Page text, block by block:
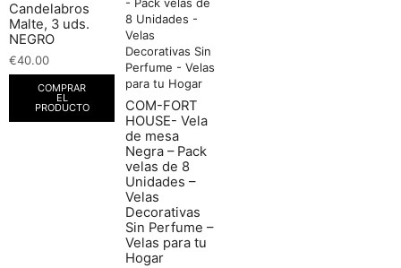
Candelabros
Malte, 3 uds.
NEGRO
€40.00
COMPRAR
EL
PRODUCTO
COM-FORT
HOUSE- Vela
de mesa
Negra – Pack
velas de 8
Unidades –
Velas
Decorativas
Sin Perfume –
Velas para tu
Hogar